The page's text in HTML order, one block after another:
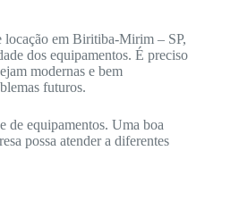
locação em Biritiba-Mirim – SP,
dos equipamentos. É preciso
modernas e bem
futuros.
de equipamentos. Uma boa
possa atender a diferentes